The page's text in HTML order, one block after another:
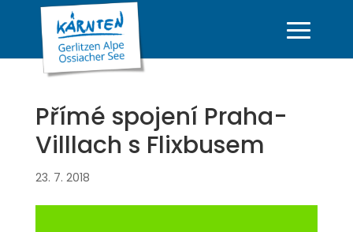
Přímé spojení Praha-
Villlach s Flixbusem
23. 7. 2018